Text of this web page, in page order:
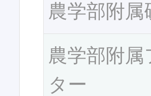
農学部附
農学部附
ター